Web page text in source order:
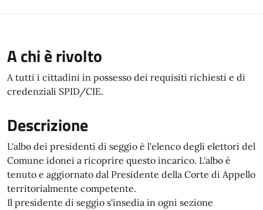
A chi è rivolto
A tutti i cittadini in possesso dei requisiti richiesti e di
credenziali SPID/CIE.
Descrizione
L'albo dei presidenti di seggio è l'elenco degli elettori del
Comune idonei a ricoprire questo incarico. L'albo è
tenuto e aggiornato dal Presidente della Corte di Appello
territorialmente competente.
Il presidente di seggio s'insedia in ogni sezione